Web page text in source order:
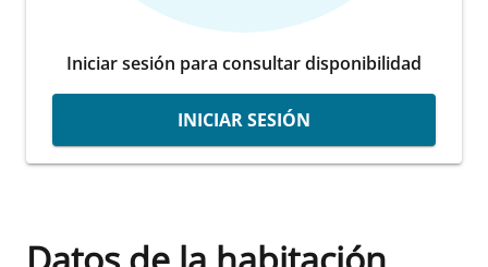
Iniciar sesión para consultar disponibilidad
INICIAR SESIÓN